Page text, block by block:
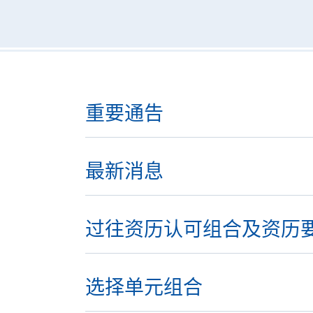
重要通告
最新消息
过往资历认可组合及资历
选择单元组合